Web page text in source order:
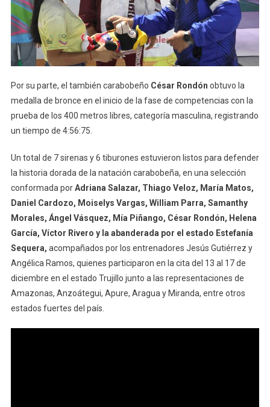
Por su parte, el también carabobeño César Rondón obtuvo la
medalla de bronce en el inicio de la fase de competencias con la
prueba de los 400 metros libres, categoría masculina, registrando
un tiempo de 4:56:75.
Un total de 7 sirenas y 6 tiburones estuvieron listos para defender
la historia dorada de la natación carabobeña, en una selección
conformada porAdriana Salazar, Thiago Veloz, María Matos,
Daniel Cardozo, Moiselys Vargas, William Parra, Samanthy
Morales, Ángel Vásquez, Mía Piñango, César Rondón, Helena
García, Víctor Rivero y la abanderada por el estado Estefanía
Sequera, acompañados por los entrenadores Jesús Gutiérrez y
Angélica Ramos, quienes participaron en la cita del 13 al 17 de
diciembre en el estado Trujillo junto a las representaciones de
Amazonas, Anzoátegui, Apure, Aragua y Miranda, entre otros
estados fuertes del país.